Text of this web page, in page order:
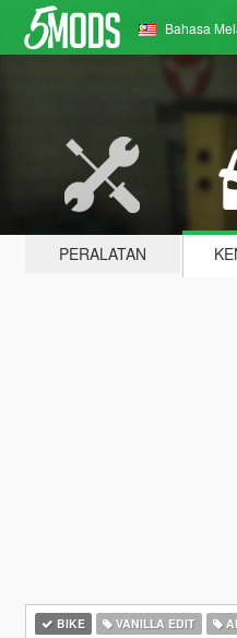
Bahasa
PERALATAN
BIKE VANILLA EDIT